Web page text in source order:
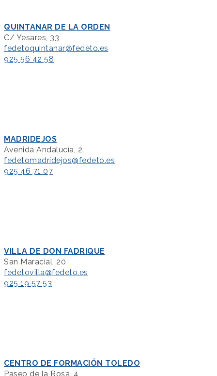
QUINTANAR DE LA ORDEN
C/ Yesares, 33
fedetoquintanar@fedeto.es
925 56 42 58
MADRIDEJOS
Avenida Andalucía, 2.
fedetomadridejos@fedeto.es
925 46 71 07
VILLA DE DON FADRIQUE
San Maracial, 20
fedetovilla@fedeto.es
925 19 57 53
CENTRO DE FORMACIÓN TOLEDO
Paseo de la Rosa, 4